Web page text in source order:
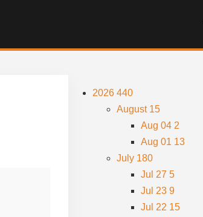
2026440
August 15
Aug 04 2
Aug 01 13
July 180
Jul 275
Jul 239
Jul 22 15